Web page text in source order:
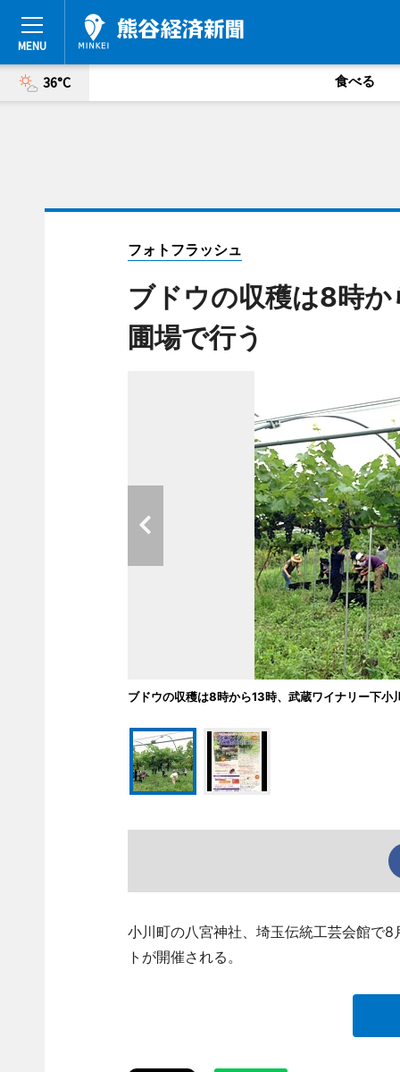
36°C 食べる
フォトフラッシュ
ブドウの収穫は8時
圃場で行う
ブドウの収穫は8時から13時、武蔵ワイナリー下小
小川町の八宮神社、埼玉伝統工芸会館で
トが開催される。